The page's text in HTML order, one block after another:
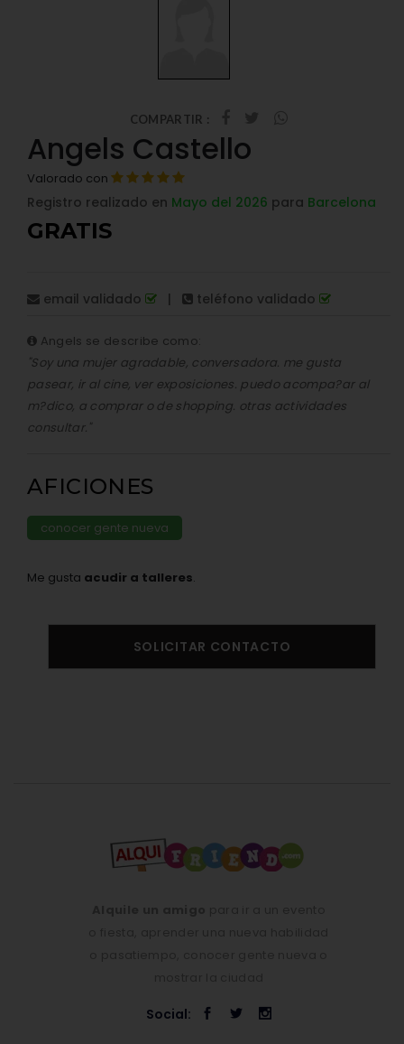
COMPARTIR :
Angels Castello
Valorado con
Registro realizado en Mayo del 2026 para Barcelona
GRATIS
email validado | teléfono validado
Angels se describe como:
"Soy una mujer agradable, conversadora. me gusta
pasear, ir al cine, ver exposiciones. puedo acompa?ar al
m?dico, a comprar o de shopping. otras actividades
consultar."
AFICIONES
conocer gente nueva
Me gusta acudir a talleres.
SOLICITAR CONTACTO
Social: